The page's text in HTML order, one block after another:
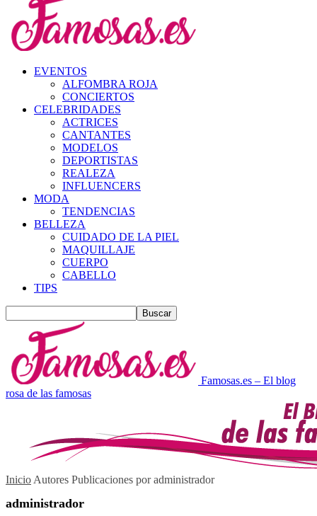
EVENTOS
ALFOMBRA ROJA
CONCIERTOS
CELEBRIDADES
ACTRICES
CANTANTES
MODELOS
DEPORTISTAS
REALEZA
INFLUENCERS
MODA
TENDENCIAS
BELLEZA
CUIDADO DE LA PIEL
MAQUILLAJE
CUERPO
CABELLO
TIPS
Famosas.es – El blog
rosa de las famosas
Inicio Autores Publicaciones por administrador
administrador